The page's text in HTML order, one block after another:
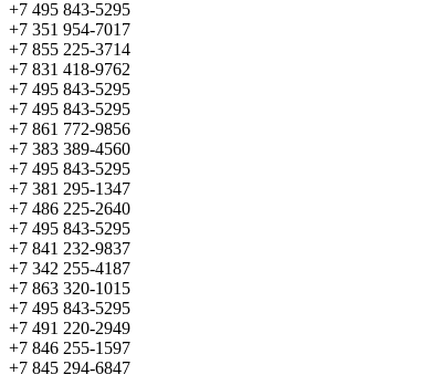
+7 495 843-5295
+7 351 954-7017
+7 855 225-3714
+7 831 418-9762
+7 495 843-5295
+7 495 843-5295
+7 861 772-9856
+7 383 389-4560
+7 495 843-5295
+7 381 295-1347
+7 486 225-2640
+7 495 843-5295
+7 841 232-9837
+7 342 255-4187
+7 863 320-1015
+7 495 843-5295
+7 491 220-2949
+7 846 255-1597
+7 845 294-6847